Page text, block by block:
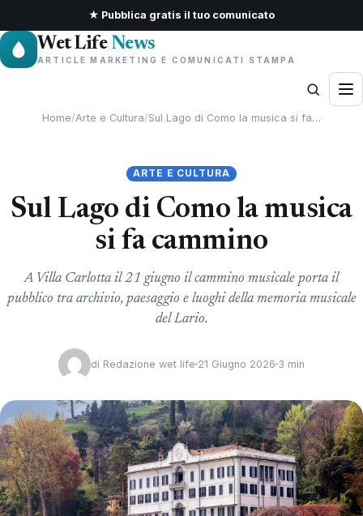
★ Pubblica gratis il tuo comunicato
Wet Life News
ARTICLE MARKETING E COMUNICATI STAMPA
Home/Arte e Cultura/Sul Lago di Como la musica si fa…
ARTE E CULTURA
Sul Lago di Como la musica
si fa cammino
A Villa Carlotta il 21 giugno il cammino musicale porta il
pubblico tra archivio, paesaggio e luoghi della memoria musicale
del Lario.
di Redazione wet life 21 Giugno 2026 3 min